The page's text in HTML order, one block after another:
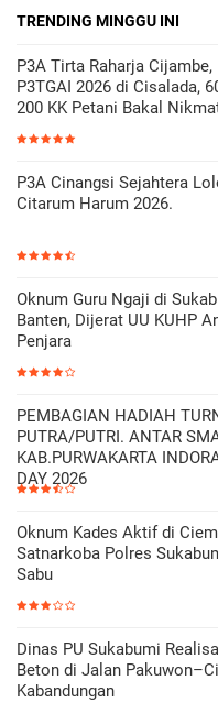
TRENDING MINGGU INI
P3A Tirta Raharja
P3TGAI 2026 di Cisalada,
200 KK Petani Bakal
P3A Cinangsi Sejahtera
Citarum Harum 2026.
Oknum Guru Ngaji di
Banten, Dijerat UU KUHP
Penjara
PEMBAGIAN HADIAH
PUTRA/PUTRI. ANTAR
KAB.PURWAKARTA
DAY 2026
Oknum Kades Aktif di
Satnarkoba Polres
Sabu
Dinas PU Sukabumi
Beton di Jalan
Kabandungan